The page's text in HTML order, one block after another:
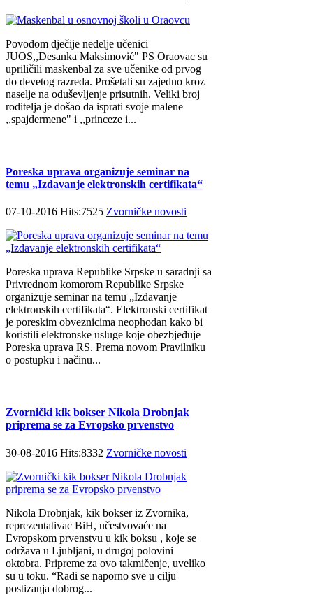
Povodom dječije nedelje učenici
JUOS,,Desanka Maksimović" PS Oraovac su
upriličili maskenbal za sve učenike od prvog
do devetog razreda. Prošetali su zajedno kroz
naselje na oduševljenje prisutnih. Veliki broj
roditelja je došao da isprati svoje malene
,,spajdermene" i ,,princeze i...
Poreska uprava organizuje seminar na
temu „Izdavanje elektronskih certifikata“
07-10-2016 Hits:7525 Zvorničke novosti
Poreska uprava Republike Srpske u saradnji sa
Privrednom komorom Republike Srpske
organizuje seminar na temu „Izdavanje
elektronskih certifikata“. Elektronski certifikat
je poreskim obveznicima neophodan kako bi
koristili elektronske usluge koje obezbjeđuje
Poreska uprava RS. Prema novom Pravilniku
o postupku i načinu...
Zvornički kik bokser Nikola Drobnjak
priprema se za Evropsko prvenstvo
30-08-2016 Hits:8332 Zvorničke novosti
Nikola Drobnjak, kik bokser iz Zvornika,
reprezentativac BiH, učestvovaće na
Evropskom prvenstvu u kik boksu , koje se
održava u Ljubljani, u drugoj polovini
oktobra. Pripreme za ovo takmičenje, uveliko
su u toku. “Radi se naporno sve u cilju
postizanja dobrog...